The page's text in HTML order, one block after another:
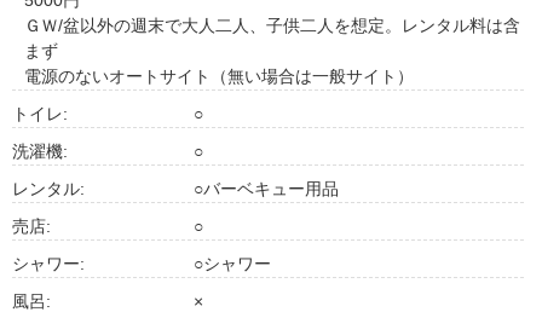
ＧＷ/盆以外の週末で大人二人、子供二人を想定。レンタル料は含
まず
電源のないオートサイト（無い場合は一般サイト）
トイレ:
○
洗濯機:
○
レンタル:
○バーベキュー用品
売店:
○
シャワー:
○シャワー
風呂:
×